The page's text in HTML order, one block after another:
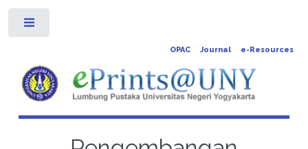
OPAC Journal e-Resources